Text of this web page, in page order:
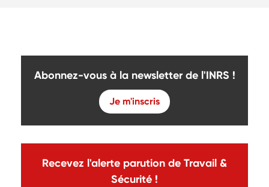
Abonnez-vous à la newsletter de l'INRS !
Je m'inscris
Recevez l'alerte parution de Travail &
Sécurité !